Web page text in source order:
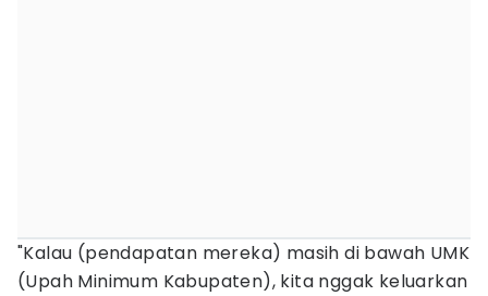
"Kalau (pendapatan mereka) masih di bawah UMK
(Upah Minimum Kabupaten), kita nggak keluarkan